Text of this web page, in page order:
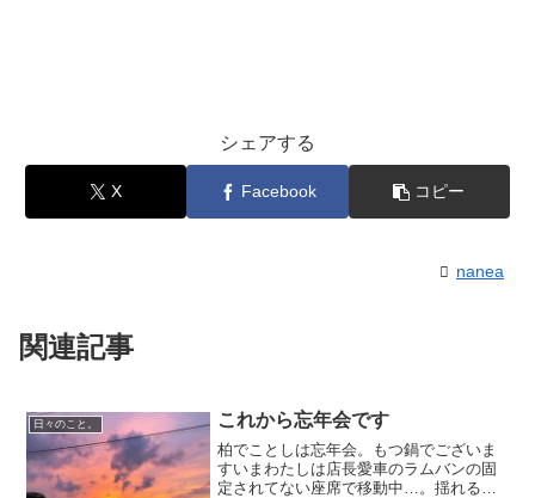
シェアする
X Facebook コピー
nanea
関連記事
日々のこと。 これから忘年会です
柏でことしは忘年会。もつ鍋でございま
すいまわたしは店長愛車のラムバンの固
定されてない座席で移動中…。揺れる